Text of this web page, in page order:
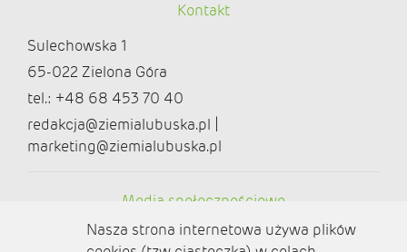
Kontakt
Sulechowska 1
65-022 Zielona Góra
tel.: +48 68 453 70 40
redakcja@ziemialubuska.pl |
marketing@ziemialubuska.pl
Media społecznościowe
Nasza strona internetowa używa plików